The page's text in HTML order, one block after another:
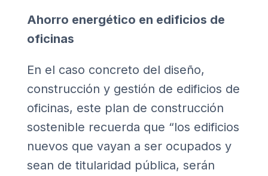
Ahorro energético en edificios de
oficinas
En el caso concreto del diseño,
construcción y gestión de edificios de
oficinas, este plan de construcción
sostenible recuerda que “los edificios
nuevos que vayan a ser ocupados y
sean de titularidad pública, serán